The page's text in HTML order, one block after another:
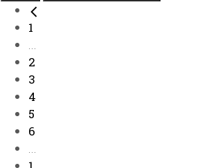
1
...
2
3
4
5
6
...